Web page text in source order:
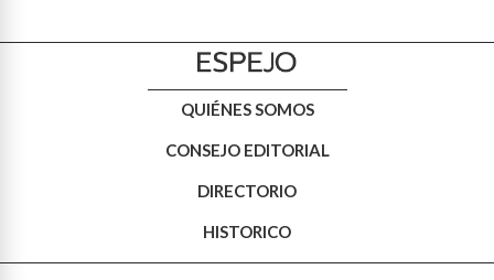
QUIÉNES SOMOS
CONSEJO EDITORIAL
DIRECTORIO
HISTORICO